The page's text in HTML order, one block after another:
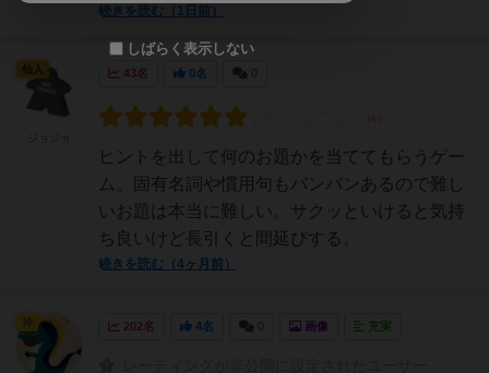
続きを読む（1日前）
43名 0名
ヒントを出して何のお題かを当ててもらうゲー
ム。固有名詞や慣用句もバンバンあるので難し
いお題は本当に難しい。サクッといけると気持
ち良いけど長引くと間延びする。
続きを読む（4ヶ月前）
仙人
202名 4名 画像 充実
神
しばらく表示しない